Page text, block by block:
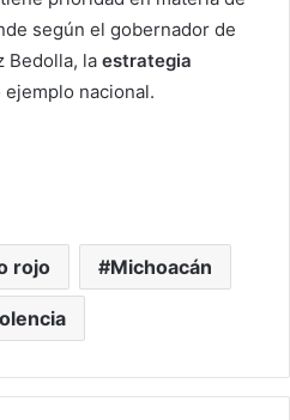
según el gobernador de
Bedolla, la estrategia
ejemplo nacional.
rojo Michoacán